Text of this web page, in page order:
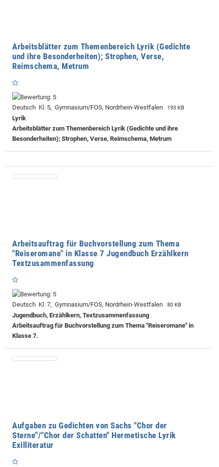
Arbeitsblätter zum Themenbereich Lyrik (Gedichte
und ihre Besonderheiten); Strophen, Verse,
Reimschema, Metrum
Deutsch Kl. 5, Gymnasium/FOS, Nordrhein-Westfalen 193 KB
Lyrik
Arbeitsblätter zum Themenbereich Lyrik (Gedichte und ihre
Besonderheiten); Strophen, Verse, Reimschema, Metrum
Arbeitsauftrag für Buchvorstellung zum Thema
"Reiseromane" in Klasse 7 Jugendbuch Erzählkern
Textzusammenfassung
Deutsch Kl. 7, Gymnasium/FOS, Nordrhein-Westfalen 80 KB
Jugendbuch, Erzählkern, Textzusammenfassung
Arbeitsauftrag für Buchvorstellung zum Thema "Reiseromane" in
Klasse 7.
Aufgaben zu Gedichten von Sachs "Chor der
Sterne"/"Chor der Schatten" Hermetische Lyrik
Exilliteratur